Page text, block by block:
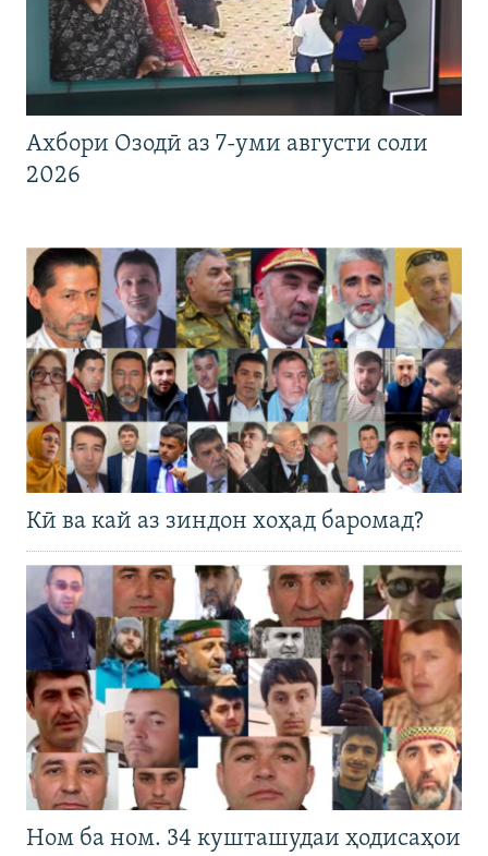
Ахбори Озодӣ аз 7-уми августи соли
2026
Кӣ ва кай аз зиндон хоҳад баромад?
Ном ба ном. 34 кушташудаи ҳодисаҳои